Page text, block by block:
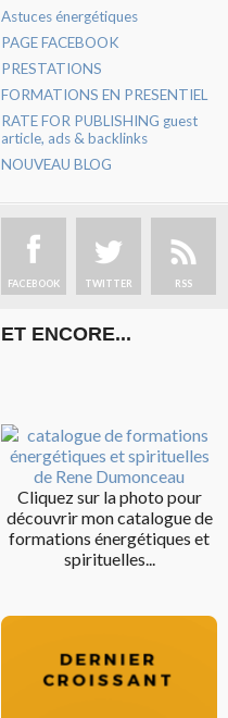
Astuces énergétiques
PAGE FACEBOOK
PRESTATIONS
FORMATIONS EN PRESENTIEL
RATE FOR PUBLISHING guest
article, ads & backlinks
NOUVEAU BLOG
FACEBOOK TWITTER RSS
ET ENCORE...
Cliquez sur la photo pour
découvrir mon catalogue de
formations énergétiques et
spirituelles...